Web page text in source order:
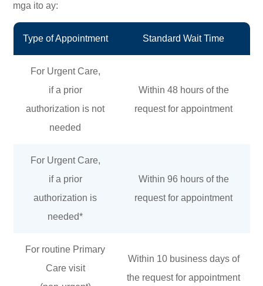
mga ito ay:
Type of Appointment Standard Wait Time
For Urgent Care,
if a prior
authorization is not
needed
Within 48 hours of the
request for appointment
For Urgent Care,
if a prior
authorization is
needed*
Within 96 hours of the
request for appointment
For routine Primary
Care visit
Within 10 business days of
the request for appointment